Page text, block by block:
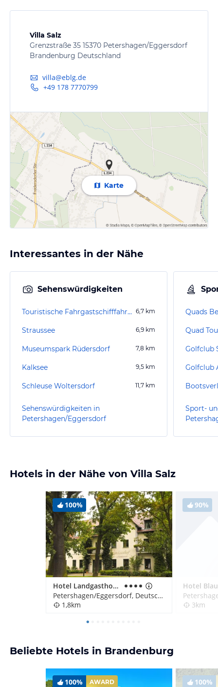
Villa Salz
Grenzstraße 35 15370 Petershagen/Eggersdorf
Brandenburg Deutschland
villa@eblg.de
+49 178 7770799
Karte
Interessantes in der Nähe
Sehenswürdigkeiten
Touristische Fahrgastschifffahrt – Rinast 6,7 km
Straussee 6,9 km
Museumspark Rüdersdorf 7,8 km
Kalksee 9,5 km
Schleuse Woltersdorf 11,7 km
Sehenswürdigkeiten in
Petershagen/Eggersdorf
Quad
Sport-
Hotels in der Nähe von Villa Salz
100%
Hotel Landgasthof zum Mühlenteich
Petershagen/Eggersdorf, Deutschland
1,8km
90%
Hotel
3km
Beliebte Hotels in Brandenburg
100% AWARD 100%